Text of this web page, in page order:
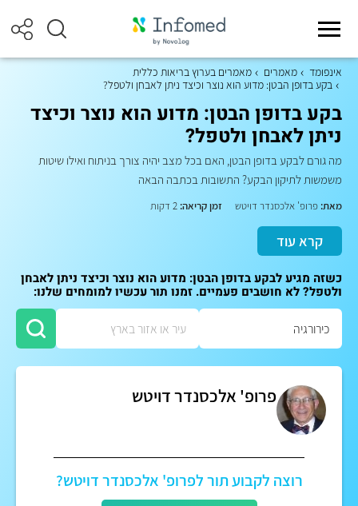
אינפומד מאמרים
מאמרים בערוץ בריאות כללית
בקע בדופן הבטן: מדוע הוא נוצר וכיצד ניתן לאבחן ולטפל?
בקע בדופן הבטן: מדוע הוא נוצר וכיצד
ניתן לאבחן ולטפל?
מה גורם לבקע בדופן הבטן, האם בכל מצב יהיה צורך בניתוח ואילו שיטות
משמשות לתיקון הבקע? התשובות בכתבה הבאה
מאת: פרופ' אלכסנדר דויטש זמן קריאה:
קרא עוד
כשזה מגיע לבקע בדופן הבטן: מדוע הוא נוצר וכיצד ניתן לאבחן
ולטפל? לא חושבים פעמיים. זמנו תור עכשיו למומחים שלנו:
פרופ' אלכסנדר דויטש
רוצה לקבוע תור לפרופ' אלכסנדר דויטש?